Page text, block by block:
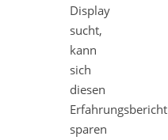
Display
sucht,
kann
sich
diesen
Erfahrungsbericht
sparen